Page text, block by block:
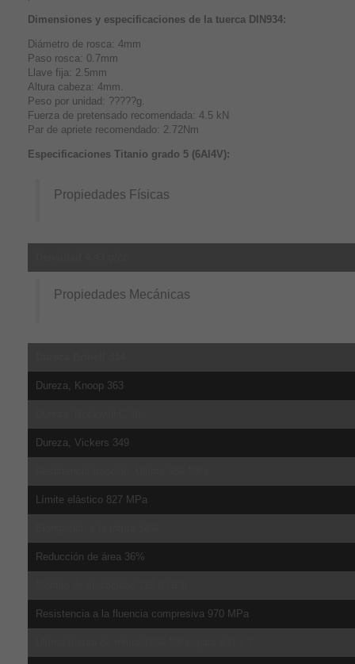
Dimensiones y especificaciones de la tuerca DIN934:
Diámetro de rosca: 4mm
Paso rosca: 0.7mm
Llave fija: 2.5mm
Altura cabeza: 4mm.
Peso por unidad: ?????g.
Fuerza de pretensado recomendada: 4.5 kN
Par de apriete recomendado: 2.72Nm
Especificaciones Titanio grado 5 (6Al4V):
Propiedades Físicas
Propiedades Mecánicas
Dureza, Knoop 363
Dureza, Vickers 349
Límite elástico 827 MPa
Reducción de área 36%
Resistencia a la fluencia compresiva 970 MPa